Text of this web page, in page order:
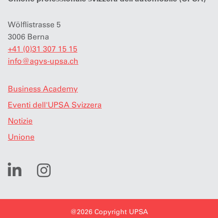
Wölflistrasse 5
3006 Berna
+41 (0)31 307 15 15
info@agvs-upsa.ch
Business Academy
Eventi dell'UPSA Svizzera
Notizie
Unione
@2026 Copyright UPSA